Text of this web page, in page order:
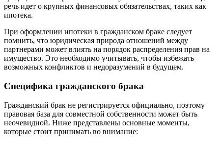
речь идет о крупных финансовых обязательствах, таких как
ипотека.
При оформлении ипотеки в гражданском браке следует
помнить, что юридическая природа отношений между
партнерами может влиять на порядок распределения прав на
имущество. Это необходимо учитывать, чтобы избежать
возможных конфликтов и недоразумений в будущем.
Специфика гражданского брака
Гражданский брак не регистрируется официально, поэтому
правовая база для совместной собственности может быть
неочевидной. Ниже представлены основные моменты,
которые стоит принимать во внимание: